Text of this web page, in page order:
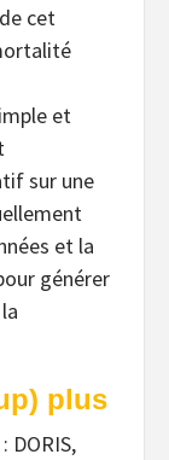
cet
et
sur une
et la
générer
plus
DORIS,